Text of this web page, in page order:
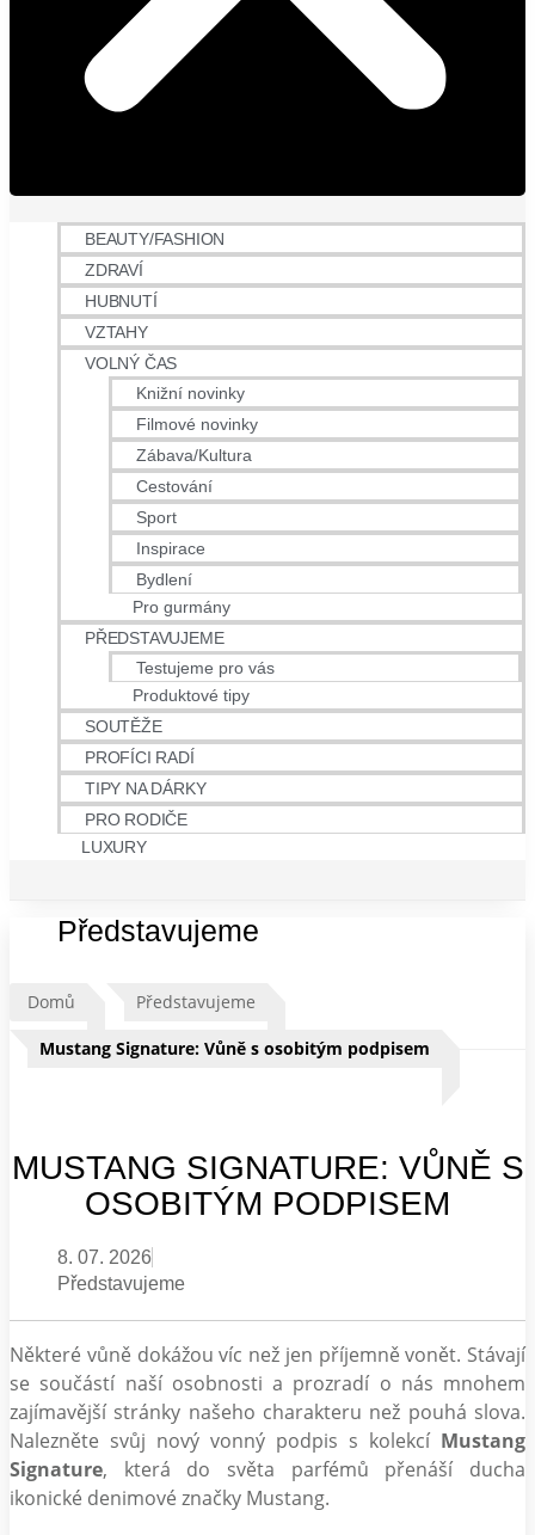
BEAUTY/FASHION
ZDRAVÍ
HUBNUTÍ
VZTAHY
VOLNÝ ČAS
Knižní novinky
Filmové novinky
Zábava/Kultura
Cestování
Sport
Inspirace
Bydlení
Pro gurmány
PŘEDSTAVUJEME
Testujeme pro vás
Produktové tipy
SOUTĚŽE
PROFÍCI RADÍ
TIPY NA DÁRKY
PRO RODIČE
LUXURY
Představujeme
Domů Představujeme
Mustang Signature: Vůně s osobitým podpisem
MUSTANG SIGNATURE: VŮNĚ S
OSOBITÝM PODPISEM
8. 07. 2026
Představujeme
Některé vůně dokážou víc než jen příjemně vonět. Stávají
se součástí naší osobnosti a prozradí o nás mnohem
zajímavější stránky našeho charakteru než pouhá slova.
Nalezněte svůj nový vonný podpis s kolekcí Mustang
Signature, která do světa parfémů přenáší ducha
ikonické denimové značky Mustang.